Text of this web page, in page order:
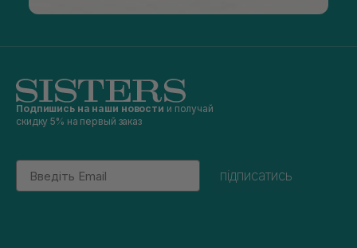
Подпишись на наши новости и получай
скидку 5% на первый заказ
Email
підписатись